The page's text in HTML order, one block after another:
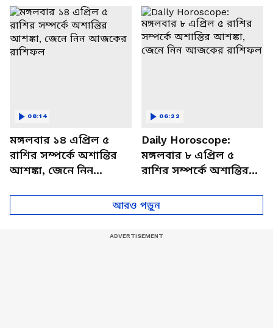
বিশদে
মঙ্গলবার ১৪ এপ্রিল ৫
রাশির সম্পর্কে অশান্তির
আশঙ্কা, জেনে নিন
08:14
Daily Horoscope:
মঙ্গলবার ৮ এপ্রিল ৫
রাশির সম্পর্কে অশান্তির
আজকের রাশিফল
06:22
আরও পড়ুন